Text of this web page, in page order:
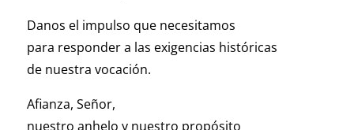
Danos el impulso que necesitamos
para responder a las exigencias históricas
de nuestra vocación.
Afianza, Señor,
nuestro anhelo y nuestro propósito